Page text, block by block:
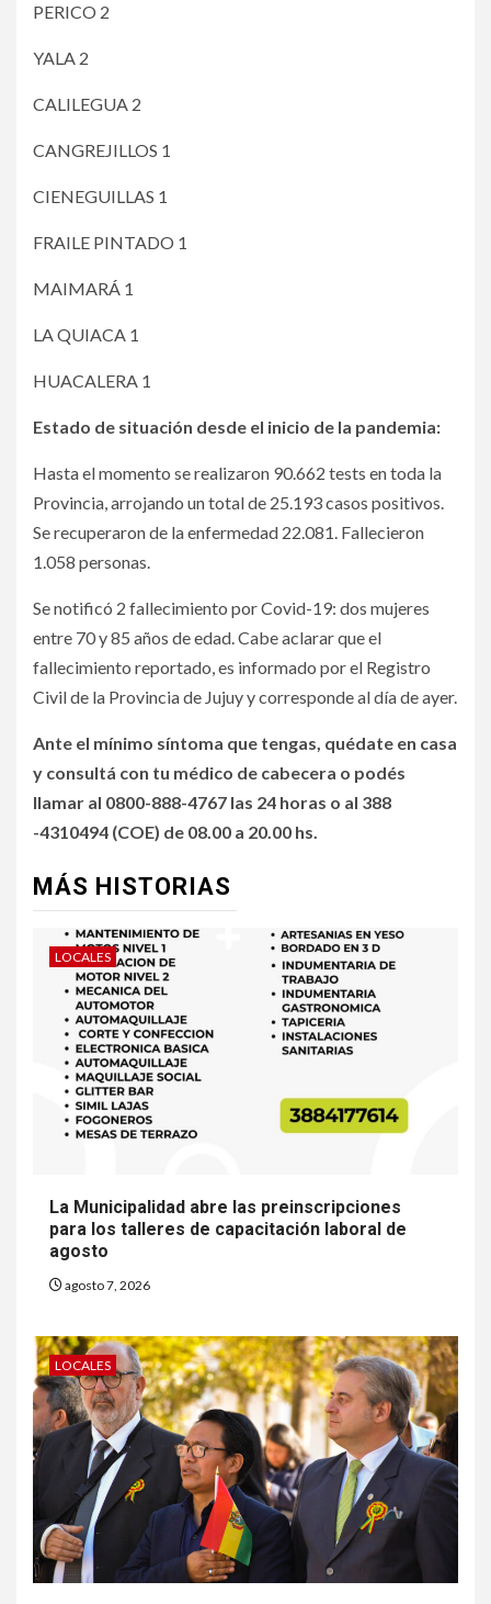
PERICO 2
YALA 2
CALILEGUA 2
CANGREJILLOS 1
CIENEGUILLAS 1
FRAILE PINTADO 1
MAIMARÁ 1
LA QUIACA 1
HUACALERA 1
Estado de situación desde el inicio de la pandemia:
Hasta el momento se realizaron 90.662 tests en toda la
Provincia, arrojando un total de 25.193 casos positivos.
Se recuperaron de la enfermedad 22.081. Fallecieron
1.058 personas.
Se notificó 2 fallecimiento por Covid-19: dos mujeres
entre 70 y 85 años de edad. Cabe aclarar que el
fallecimiento reportado, es informado por el Registro
Civil de la Provincia de Jujuy y corresponde al día de ayer.
Ante el mínimo síntoma que tengas, quédate en casa
y consultá con tu médico de cabecera o podés
llamar al 0800-888-4767 las 24 horas o al 388
-4310494 (COE) de 08.00 a 20.00 hs.
MÁS HISTORIAS
LOCALES
La Municipalidad abre las preinscripciones
para los talleres de capacitación laboral de
agosto
agosto 7, 2026
LOCALES